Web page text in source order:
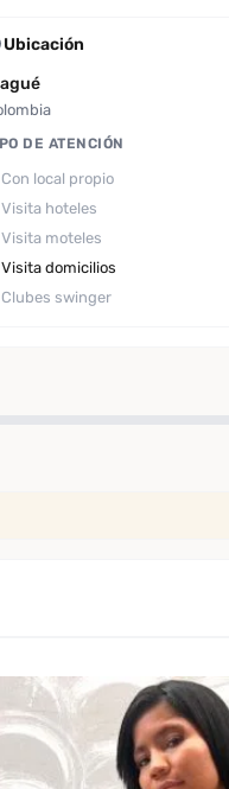
Ubicación
DE ATENCIÓN
Con local propio
Visita hoteles
Visita moteles
Visita domicilios
Clubes swinger